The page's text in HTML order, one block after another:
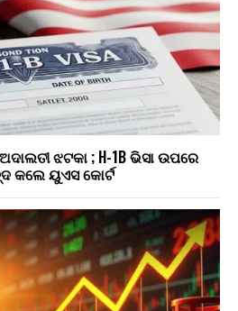
ଝଟକା ; H-1B ଭିସା ଉପରେ
କଲେ ୟୁଏସ କୋର୍ଟ